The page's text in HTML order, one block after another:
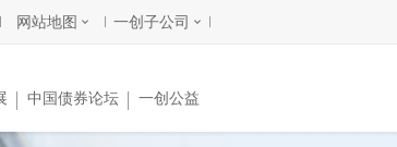
网站地图 一创子公司
中国债券论坛 一创公益